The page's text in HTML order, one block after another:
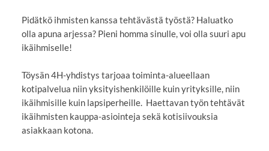
Pidätkö ihmisten kanssa tehtävästä työstä? Haluatko
olla apuna arjessa? Pieni homma sinulle, voi olla suuri apu
ikäihmiselle!
Töysän 4H-yhdistys tarjoaa toiminta-alueellaan
kotipalvelua niin yksityishenkilöille kuin yrityksille, niin
ikäihmisille kuin lapsiperheille. Haettavan työn tehtävät
ikäihmisten kauppa-asiointeja sekä kotisiivouksia
asiakkaan kotona.